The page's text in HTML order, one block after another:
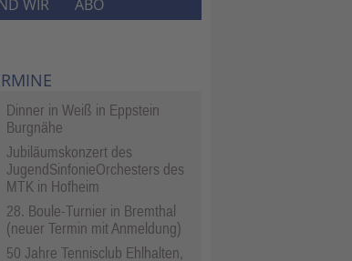
Dinner in Weiß in Eppstein
Burgnähe
Jubiläumskonzert des
JugendSinfonieOrchesters des
MTK in Hofheim
28. Boule-Turnier in Bremthal
(neuer Termin mit Anmeldung)
50 Jahre Tennisclub Ehlhalten,
WIR ABO